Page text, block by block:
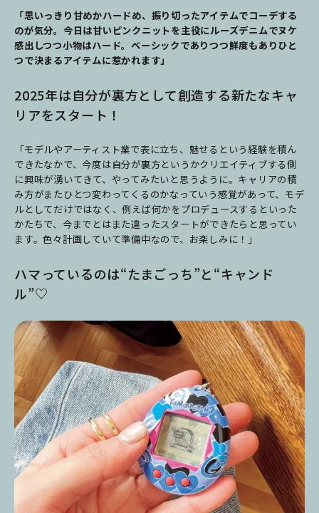
「思いっきり甘めかハードめ、振り切ったアイテムでコーデする
のが気分。今日は甘いピンクニットを主役にルーズデニムでヌケ
感出しつつ小物はハード。ベーシックでありつつ鮮度もありひと
つで決まるアイテムに惹かれます」
2025年は自分が裏方として創造する新たなキャ
リアをスタート！
「モデルやアーティスト業で表に立ち、魅せるという経験を積ん
できたなかで、今度は自分が裏方というかクリエイティブする側
に興味が湧いてきて、やってみたいと思うように。キャリアの積
み方がまたひとつ変わってくるのかなっていう感覚があって、モデ
ルとしてだけではなく、例えば何かをプロデュースするといった
かたちで、今までとはまた違ったスタートができたらと思ってい
ます。色々計画していて準備中なので、お楽しみに！」
ハマっているのは“たまごっち”と“キャンド
ル”♡